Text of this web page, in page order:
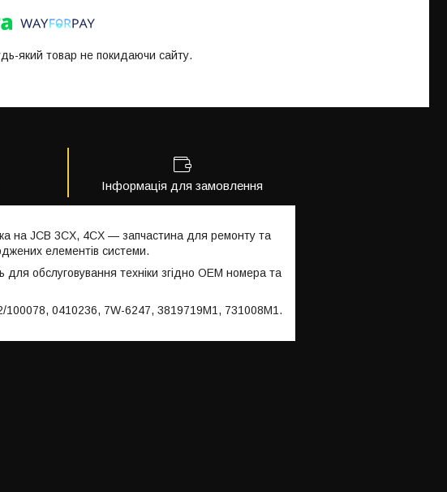
який товар не покидаючи сайту.
Інформація для замовлення
на JCB 3CX, 4CX — запчастина для ремонту та
елементів системи.
для обслуговування техніки згідно OEM номера та
100078, 0410236, 7W-6247, 3819719M1, 731008M1.